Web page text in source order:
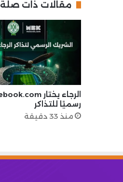
مقالات ذات صلة
رسميًا للتذاكر
منذ 33 دقيقة